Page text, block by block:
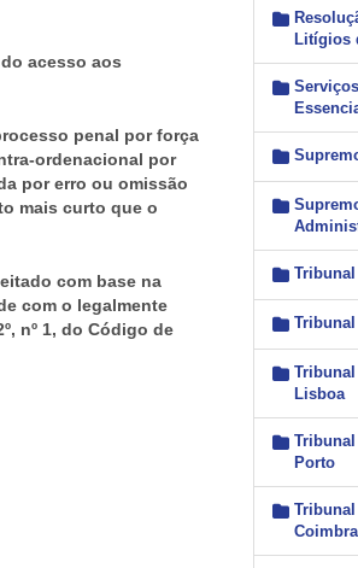
acesso aos
penal por força
ordenacional por
por erro ou omissão
mais curto que o
com base na
com o legalmente
nº 1, do Código de
Litígios
Tribunal
Lisboa
Porto
Tribunal
Coimbra